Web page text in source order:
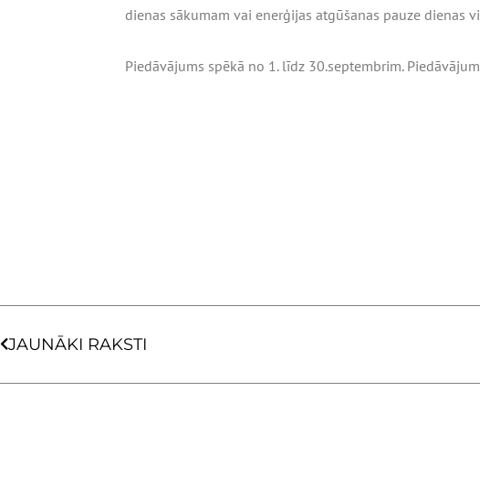
dienas sākumam vai enerģijas atgūšanas pauze dienas
Piedāvājums spēkā no 1. līdz 30.septembrim.
JAUNĀKI RAKSTI